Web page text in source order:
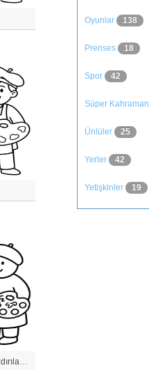
Ressam Ücretsiz Yazdırılabilir Çiz
Oyunlar 138
Prenses 18
Spor 42
Süper Kahraman
Ünlüler 25
Yerler 42
Yetişkinler 19